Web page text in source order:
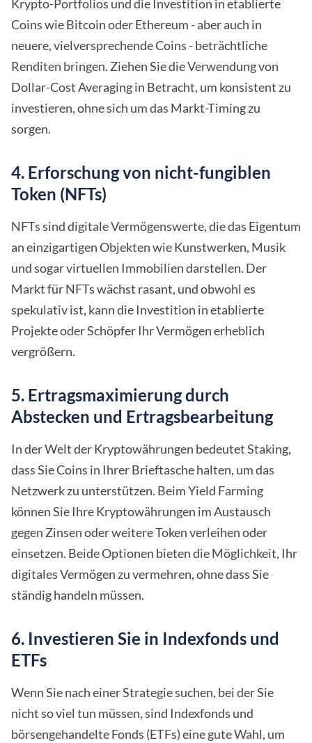
Krypto-Portfolios und die Investition in etablierte
Coins wie Bitcoin oder Ethereum - aber auch in
neuere, vielversprechende Coins - beträchtliche
Renditen bringen. Ziehen Sie die Verwendung von
Dollar-Cost Averaging in Betracht, um konsistent zu
investieren, ohne sich um das Markt-Timing zu
sorgen.
4. Erforschung von nicht-fungiblen
Token (NFTs)
NFTs sind digitale Vermögenswerte, die das Eigentum
an einzigartigen Objekten wie Kunstwerken, Musik
und sogar virtuellen Immobilien darstellen. Der
Markt für NFTs wächst rasant, und obwohl es
spekulativ ist, kann die Investition in etablierte
Projekte oder Schöpfer Ihr Vermögen erheblich
vergrößern.
5. Ertragsmaximierung durch
Abstecken und Ertragsbearbeitung
In der Welt der Kryptowährungen bedeutet Staking,
dass Sie Coins in Ihrer Brieftasche halten, um das
Netzwerk zu unterstützen. Beim Yield Farming
können Sie Ihre Kryptowährungen im Austausch
gegen Zinsen oder weitere Token verleihen oder
einsetzen. Beide Optionen bieten die Möglichkeit, Ihr
digitales Vermögen zu vermehren, ohne dass Sie
ständig handeln müssen.
6. Investieren Sie in Indexfonds und
ETFs
Wenn Sie nach einer Strategie suchen, bei der Sie
nicht so viel tun müssen, sind Indexfonds und
börsengehandelte Fonds (ETFs) eine gute Wahl, um